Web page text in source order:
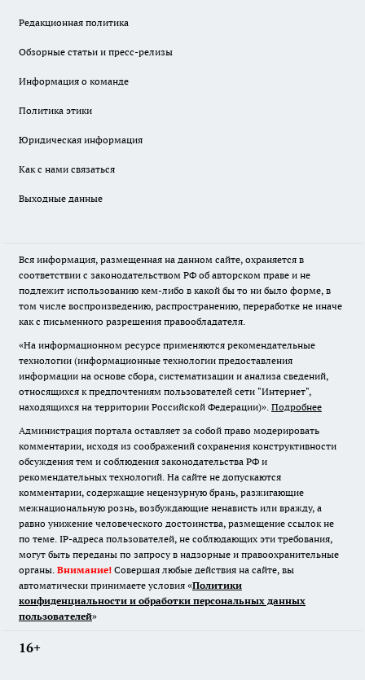
Редакционная политика
Обзорные статьи и пресс-релизы
Информация о команде
Политика этики
Юридическая информация
Как с нами связаться
Выходные данные
Вся информация, размещенная на данном сайте, охраняется в
соответствии с законодательством РФ об авторском праве и не
подлежит использованию кем-либо в какой бы то ни было форме, в
том числе воспроизведению, распространению, переработке не иначе
как с письменного разрешения правообладателя.
«На информационном ресурсе применяются рекомендательные
технологии (информационные технологии предоставления
информации на основе сбора, систематизации и анализа сведений,
относящихся к предпочтениям пользователей сети "Интернет",
находящихся на территории Российской Федерации)». Подробнее
Администрация портала оставляет за собой право модерировать
комментарии, исходя из соображений сохранения конструктивности
обсуждения тем и соблюдения законодательства РФ и
рекомендательных технологий. На сайте не допускаются
комментарии, содержащие нецензурную брань, разжигающие
межнациональную рознь, возбуждающие ненависть или вражду, а
равно унижение человеческого достоинства, размещение ссылок не
по теме. IP-адреса пользователей, не соблюдающих эти требования,
могут быть переданы по запросу в надзорные и правоохранительные
органы. Внимание! Совершая любые действия на сайте, вы
автоматически принимаете условия «Политики
конфиденциальности и обработки персональных данных
пользователей»
16+